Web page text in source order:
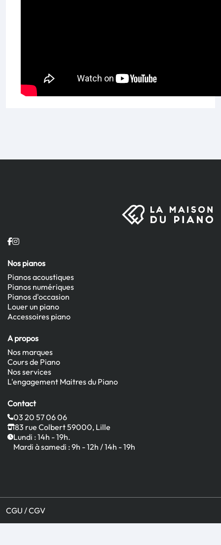
Nos pianos
Pianos acoustiques
Pianos numériques
Pianos d'occasion
Louer un piano
Accessoires piano
A propos
Nos marques
Cours de Piano
Nos services
L'engagement Maitres du Piano
Contact
03 20 57 06 06
83 rue Colbert 59000, Lille
Lundi : 14h - 19h.
Mardi à samedi : 9h - 12h / 14h - 19h
CGU / CGV